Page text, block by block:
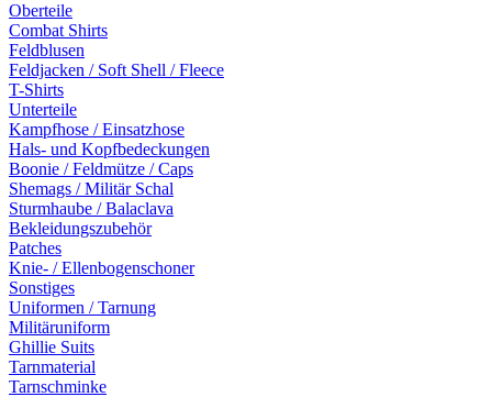
Oberteile
Combat Shirts
Feldblusen
Feldjacken / Soft Shell / Fleece
T-Shirts
Unterteile
Kampfhose / Einsatzhose
Hals- und Kopfbedeckungen
Boonie / Feldmütze / Caps
Shemags / Militär Schal
Sturmhaube / Balaclava
Bekleidungszubehör
Patches
Knie- / Ellenbogenschoner
Sonstiges
Uniformen / Tarnung
Militäruniform
Ghillie Suits
Tarnmaterial
Tarnschminke